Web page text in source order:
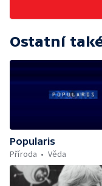
Ostatní
Popularis
Příroda
Věda